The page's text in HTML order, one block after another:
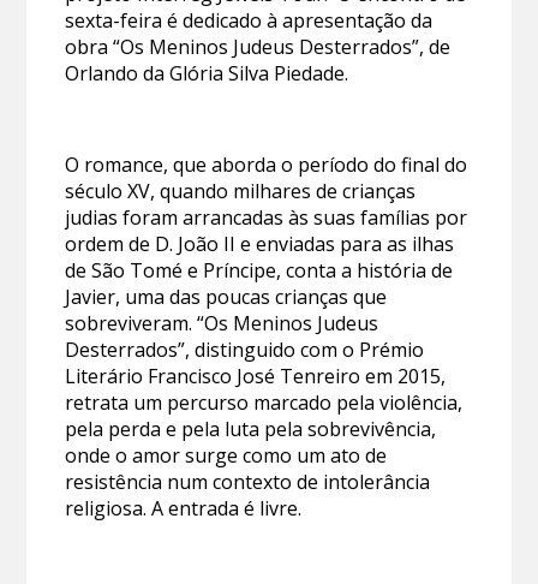
sexta-feira é dedicado à apresentação da
obra “Os Meninos Judeus Desterrados”, de
Orlando da Glória Silva Piedade.
O romance, que aborda o período do final do
século XV, quando milhares de crianças
judias foram arrancadas às suas famílias por
ordem de D. João II e enviadas para as ilhas
de São Tomé e Príncipe, conta a história de
Javier, uma das poucas crianças que
sobreviveram. “Os Meninos Judeus
Desterrados”, distinguido com o Prémio
Literário Francisco José Tenreiro em 2015,
retrata um percurso marcado pela violência,
pela perda e pela luta pela sobrevivência,
onde o amor surge como um ato de
resistência num contexto de intolerância
religiosa. A entrada é livre.